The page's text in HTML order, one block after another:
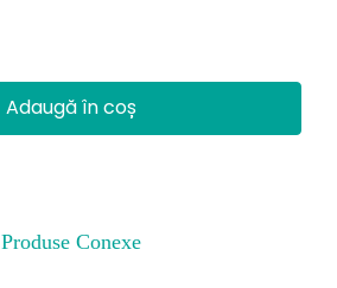
Adaugă în coș
Produse Conexe